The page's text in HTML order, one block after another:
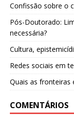
Confissão sobre o
Pós-Doutorado:
necessária?
Cultura,
Redes sociais em
Quais as fronteiras
COMENTÁRIOS